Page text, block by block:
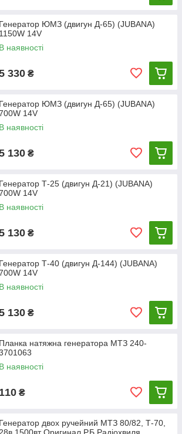
Генератор ЮМЗ (двигун Д-65) (JUBANA)
1150W 14V
В наявності
330 ₴
Генератор ЮМЗ (двигун Д-65) (JUBANA)
14V
В наявності
130 ₴
Генератор Т-25 (двигун Д-21) (JUBANA)
14V
В наявності
130 ₴
Генератор Т-40 (двигун Д-144) (JUBANA)
14V
В наявності
130 ₴
Планка натяжна генератора МТЗ 240-
В наявності
110 ₴
Генератор двох ручейний МТЗ 80/82, Т-70,